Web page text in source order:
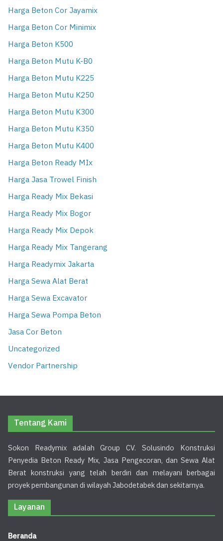
Harga Beton Cor Jayamix
Harga Beton Cor Minimix
Harga Beton K500
Harga Beton Mutu K-B0
Harga Beton Mutu K225
Harga Beton Mutu K250
Harga Beton Mutu K300
Harga Beton Mutu K350
Harga Beton Mutu K400
Harga Beton Ready MIx
Harga Jasa Trowel Finish
Harga Ready Mix Bekasi
Harga Ready Mix Bogor
Harga Ready Mix Depok
Harga Ready Mix Tangerang
Harga Readymix Jakarta
Harga Sewa Alat Berat
Harga Sewa Excavator
Harga Sewa Pompa Beton
Jasa Cor Beton
Uncategorized
Vendor Partnership
Tentang Kami
Sokon Readymix adalah Group CV. Solusindo Konstruksi
Penyedia Beton Ready Mix, Jasa Pengecoran, dan Sewa Alat
Berat konstruksi yang telah berdiri dan melayani berbagai
proyek pembangunan di wilayah Jabodetabek dan sekitarnya.
Layanan
Beranda